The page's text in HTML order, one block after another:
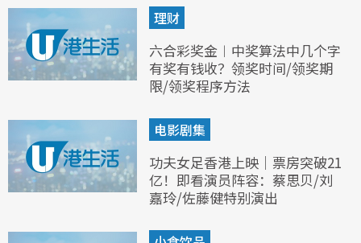
理财
六合彩奖金︱中奖算法中几个字
有奖有钱收？领奖时间/领奖期
限/领奖程序方法
电影剧集
功夫女足香港上映｜票房突破21
亿！即看演员阵容：蔡思贝/刘
嘉玲/佐藤健特别演出